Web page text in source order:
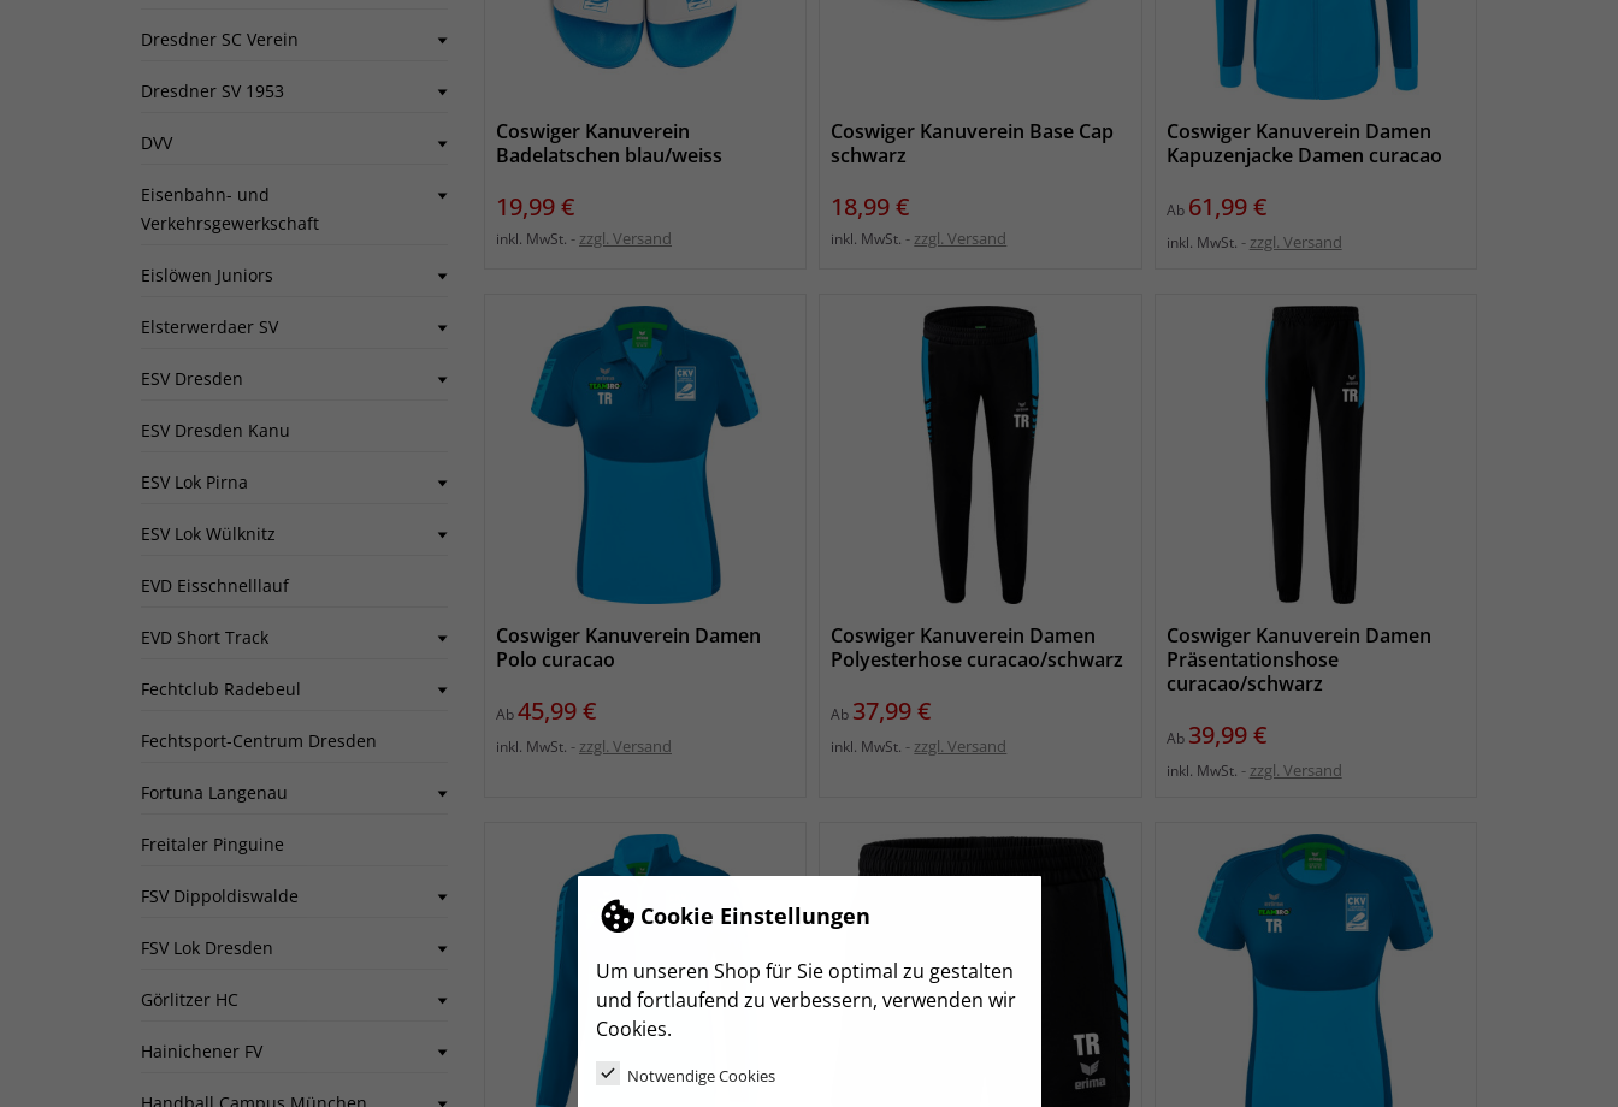
Cookie Einstellungen
Um unseren Shop für Sie optimal zu gestalten
und fortlaufend zu verbessern, verwenden wir
Cookies.
Notwendige Cookies
Dresdner SC Verein
Dresdner SV 1953
DVV
Eisenbahn- und
Verkehrsgewerkschaft
Eislöwen Juniors
Elsterwerdaer SV
ESV Dresden
ESV Dresden Kanu
ESV Lok Pirna
ESV Lok Wülknitz
EVD Eisschnelllauf
EVD Short Track
Fechtclub Radebeul
Fechtsport-Centrum Dresden
Fortuna Langenau
Freitaler Pinguine
FSV Dippoldiswalde
FSV Lok Dresden
Görlitzer HC
Hainichener FV
Coswiger Kanuverein
Badelatschen blau/weiss
Preis
19,99 €
inkl. MwSt. zzgl. Versand
Coswiger Kanuverein Base Cap
schwarz
Preis
18,99 €
inkl. MwSt. zzgl. Versand
Coswiger Kanuverein Damen
Kapuzenjacke Damen curacao
Ab Preis
61,99 €
inkl. MwSt. zzgl. Versand
Coswiger Kanuverein Damen
Polo curacao
AbPreis
45,99 €
inkl. MwSt. zzgl. Versand
Coswiger Kanuverein Damen
Polyesterhose curacao/schwarz
Ab Preis
37,99 €
inkl. MwSt. zzgl. Versand
Coswiger Kanuverein Damen
Präsentationshose
curacao/schwarz
Ab Preis
39,99 €
inkl. MwSt. zzgl. Versand